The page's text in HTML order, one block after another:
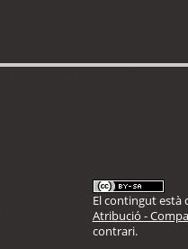
El contingut està
Atribució -
contrari.